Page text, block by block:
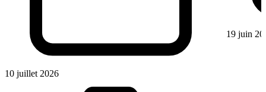
10 juillet 2026
19 juin